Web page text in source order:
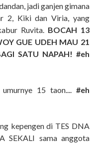
jadi ganjen gimana
2, Kiki dan Viria, yang
Ruvita. BOCAH 13
GUE UDEH MAU 21
SATU NAPAH! #eh
15 taon.... #eh
kepengen di TES DNA
SEKALI sama anggota